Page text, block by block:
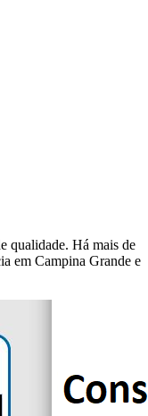
qualidade. Há mais de
em Campina Grande e